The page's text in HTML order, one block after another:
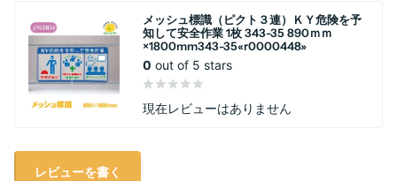
メッシュ標識（ピクト３連）ＫＹ危険を予
知して安全作業 1枚 343-35 890ｍｍ
×1800mm343-35«r0000448»
0 out of 5 stars
現在レビューはありません
レビューを書く